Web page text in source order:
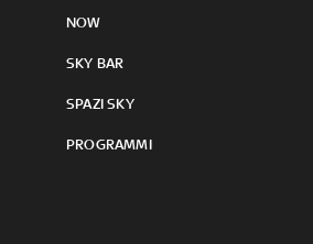
NOW
SKY BAR
SPAZI SKY
PROGRAMMI